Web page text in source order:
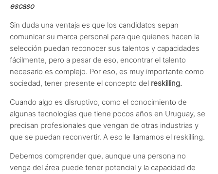
escaso
Sin duda una ventaja es que los candidatos sepan
comunicar su marca personal para que quienes hacen la
selección puedan reconocer sus talentos y capacidades
fácilmente, pero a pesar de eso, encontrar el talento
necesario es complejo. Por eso, es muy importante como
sociedad, tener presente el concepto del reskilling.
Cuando algo es disruptivo, como el conocimiento de
algunas tecnologías que tiene pocos años en Uruguay, se
precisan profesionales que vengan de otras industrias y
que se puedan reconvertir. A eso le llamamos el reskilling.
Debemos comprender que, aunque una persona no
venga del área puede tener potencial y la capacidad de